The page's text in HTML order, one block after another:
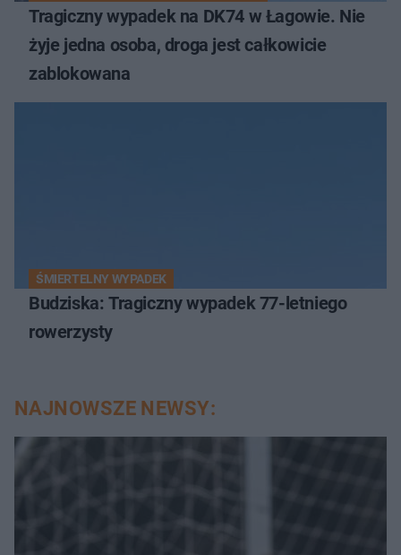
Tragiczny wypadek na DK74 w Łagowie. Nie
żyje jedna osoba, droga jest całkowicie
zablokowana
ŚMIERTELNY WYPADEK
Budziska: Tragiczny wypadek 77-letniego
rowerzysty
NAJNOWSZE NEWSY: